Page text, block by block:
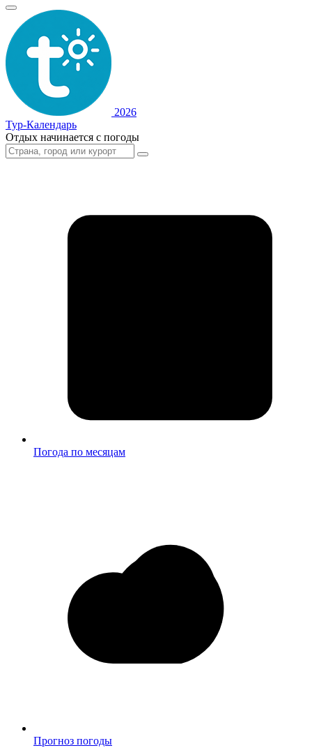
2026
Тур-Календарь
Отдых начинается с погоды
Погода по месяцам
Прогноз погоды